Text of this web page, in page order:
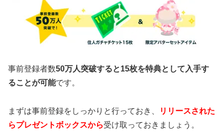
事前登録者数50万人突破すると15枚を特典として入手す
ることが可能です。
まずは事前登録をしっかりと行っておき、
リリースされた
らプレゼントボックスから受け取っておきましょう。